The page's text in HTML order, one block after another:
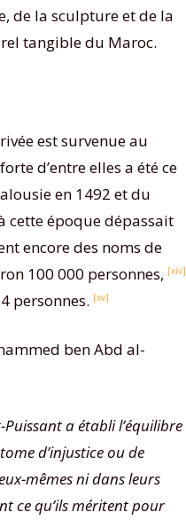
de la sculpture et de la
tangible du Maroc.
est survenue au
d’entre elles a été ce
en 1492 et du
cette époque dépassait
encore des noms de
100 000 personnes, [xiv]
personnes. [xv]
ben Abd al-
Puissant a établi l’équilibre
d’injustice ou de
mêmes ni dans leurs
ce qu’ils méritent pour